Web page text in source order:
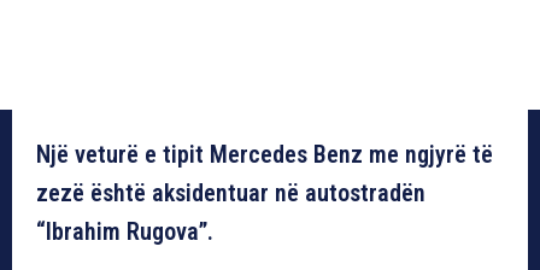
Një veturë e tipit Mercedes Benz me ngjyrë të
zezë është aksidentuar në autostradën
“Ibrahim Rugova”.